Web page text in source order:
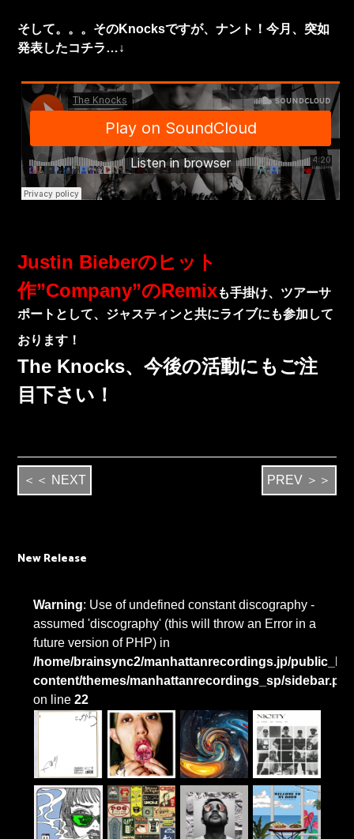
そして。。。そのKnocksですが、ナント！今月、突如
発表したコチラ…↓
Justin Bieberのヒット
作”Company”のRemixも手掛け、 ツアーサ
ポートとして、ジャスティンと共にライブにも参加して
おります！
The Knocks、今後の活動にもご注
目下さい！
＜＜ NEXT PREV ＞＞
New Release
Warning: Use of undefined constant discography -
assumed 'discography' (this will throw an Error in a
future version of PHP) in
/home/brainsync2/manhattanrecordings.jp/
content/themes/manhattanrecordings_sp/
on line22